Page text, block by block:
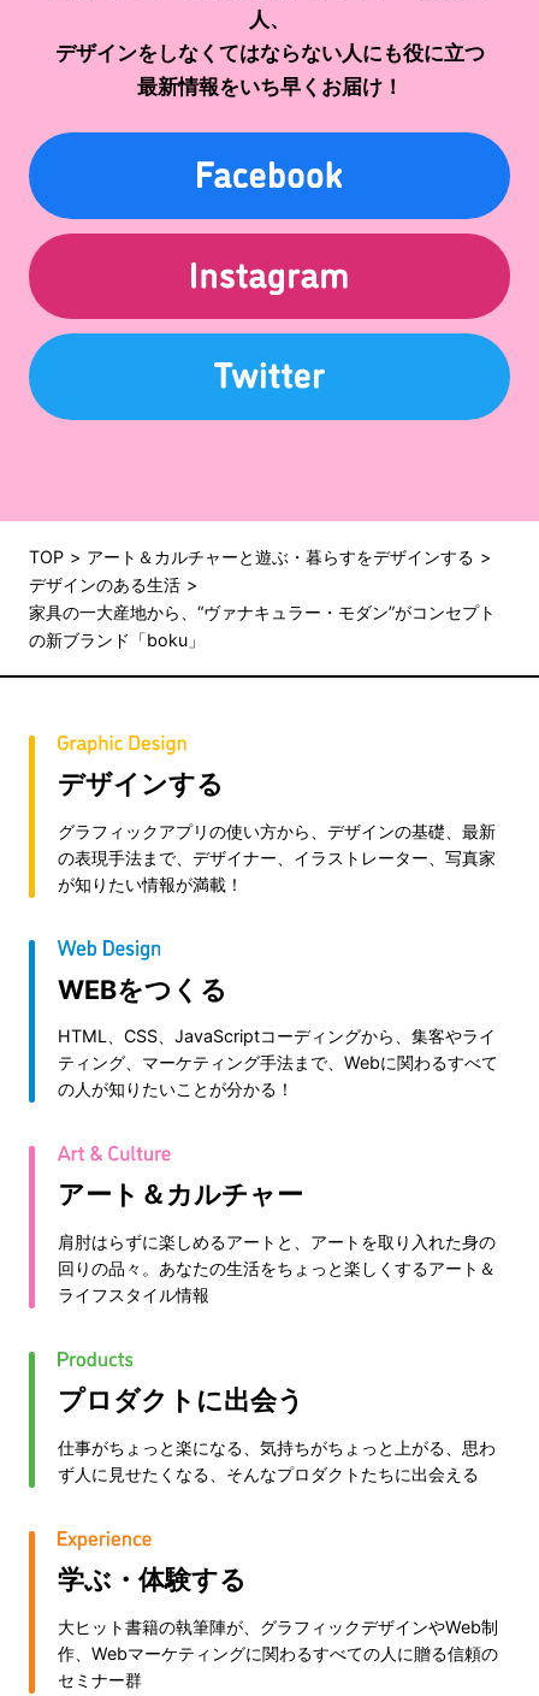
人、
デザインをしなくてはならない人にも役に立つ
最新情報をいち早くお届け！
TOP
アート＆カルチャーと遊ぶ・暮らすをデザインする
デザインのある生活
家具の一大産地から、“ヴァナキュラー・モダン”がコンセプト
の新ブランド「boku」
デザインする
グラフィックアプリの使い方から、デザインの基礎、最新
の表現手法まで、デザイナー、イラストレーター、写真家
が知りたい情報が満載！
WEBをつくる
HTML、CSS、JavaScriptコーディングから、集客やライ
ティング、マーケティング手法まで、Webに関わるすべて
の人が知りたいことが分かる！
アート＆カルチャー
肩肘はらずに楽しめるアートと、アートを取り入れた身の
回りの品々。あなたの生活をちょっと楽しくするアート＆
ライフスタイル情報
プロダクトに出会う
仕事がちょっと楽になる、気持ちがちょっと上がる、思わ
ず人に見せたくなる、そんなプロダクトたちに出会える
学ぶ・体験する
大ヒット書籍の執筆陣が、グラフィックデザインやWeb制
作、Webマーケティングに関わるすべての人に贈る信頼の
セミナー群